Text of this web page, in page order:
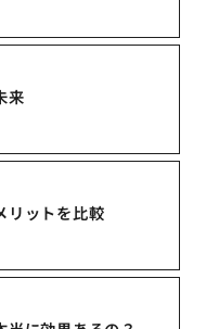
来
リットを比較